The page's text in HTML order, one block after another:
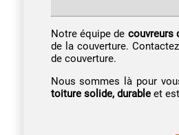
Notre équipe de couvreurs
de la couverture.
de couverture.
Nous sommes là pour
toiture solide, durableet